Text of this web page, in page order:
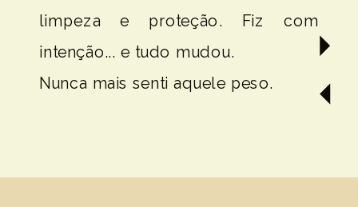
limpeza e proteção. Fiz com
intenção... e tudo mudou.
Nunca mais senti aquele peso.